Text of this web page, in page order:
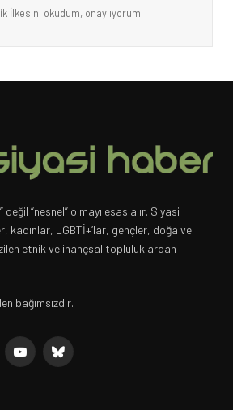
İlkesini okudum, onaylıyorum.
“nesnel” olmayı esas alır. Siyasi
kadınlar, LGBTİ+’lar, gençler, doğa ve
etnik ve inançsal topluluklardan
bağımsızdır.
YouTubeBluesky